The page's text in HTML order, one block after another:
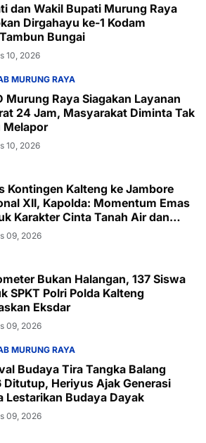
dan Wakil Bupati Murung Raya
Dirgahayu ke-1 Kodam
Bungai
10, 2026
MURUNG RAYA
Murung Raya Siagakan Layanan
24 Jam, Masyarakat Diminta Tak
Melapor
10, 2026
Kontingen Kalteng ke Jambore
XII, Kapolda: Momentum Emas
Karakter Cinta Tanah Air dan
09, 2026
Bukan Halangan, 137 Siswa
SPKT Polri Polda Kalteng
Eksdar
09, 2026
MURUNG RAYA
Budaya Tira Tangka Balang
Ditutup, Heriyus Ajak Generasi
Lestarikan Budaya Dayak
09, 2026